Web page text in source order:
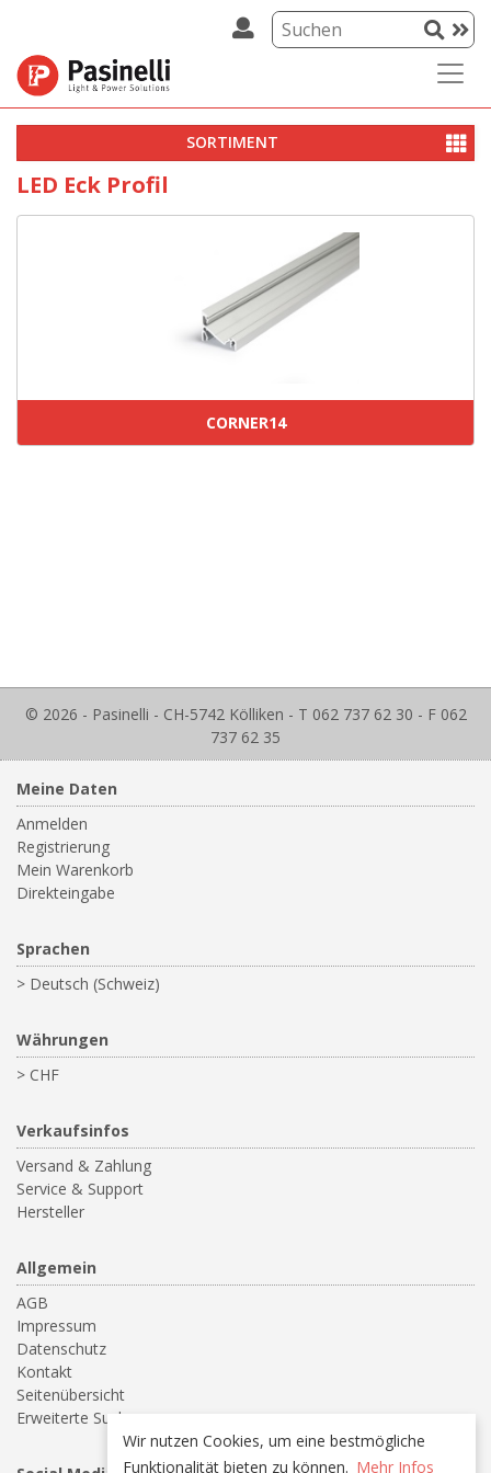
Wir nutzen Cookies, um eine bestmögliche
Funktionalität bieten zu können. Mehr Infos
SORTIMENT
LED Eck Profil
CORNER14
© 2026 - Pasinelli - CH-5742 Kölliken - T 062 737 62 30 - F 062
737 62 35
Meine Daten
Anmelden
Registrierung
Mein Warenkorb
Direkteingabe
Sprachen
> Deutsch (Schweiz)
Währungen
> CHF
Verkaufsinfos
Versand & Zahlung
Service & Support
Hersteller
Allgemein
AGB
Impressum
Datenschutz
Kontakt
Seitenübersicht
Erweiterte Suche